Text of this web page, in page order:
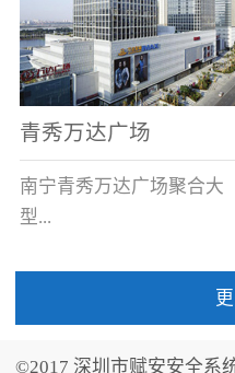
青秀万达广场
南宁青秀万达广场聚合大
型...
©2017 深圳市赋安安全系